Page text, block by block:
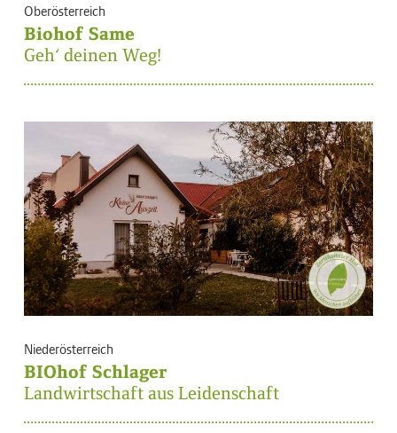
Oberösterreich
Biohof Same
Geh‘ deinen Weg!
Niederösterreich
BIOhof Schlager
Landwirtschaft aus Leidenschaft